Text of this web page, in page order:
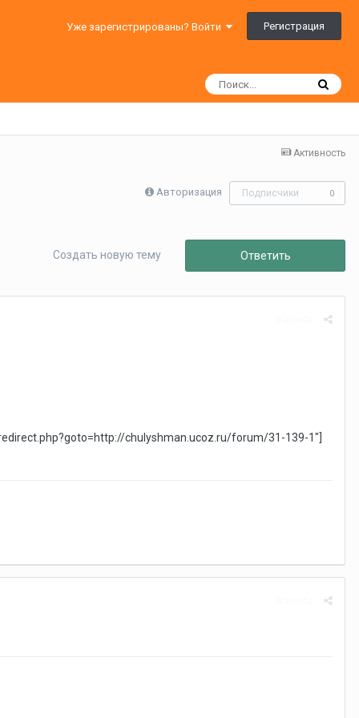
Уже зарегистрированы? Войти Регистрация
Активность
Авторизация Подписчики 0
Ответить
Создать новую тему
chulyshman.ucoz.ru/forum/31-139-1"]